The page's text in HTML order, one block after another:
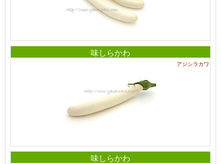
味しらかわ
アジシラカワ
味しらかわ